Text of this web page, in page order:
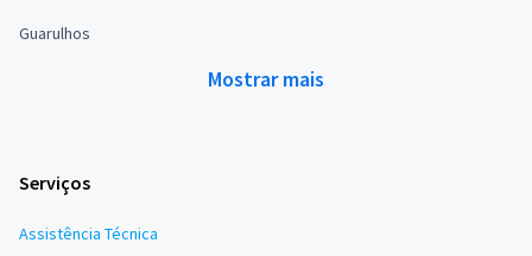
Guarulhos
Mostrar mais
Serviços
Assistência Técnica